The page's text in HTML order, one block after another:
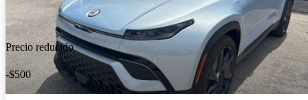
Precio reducido
-$500